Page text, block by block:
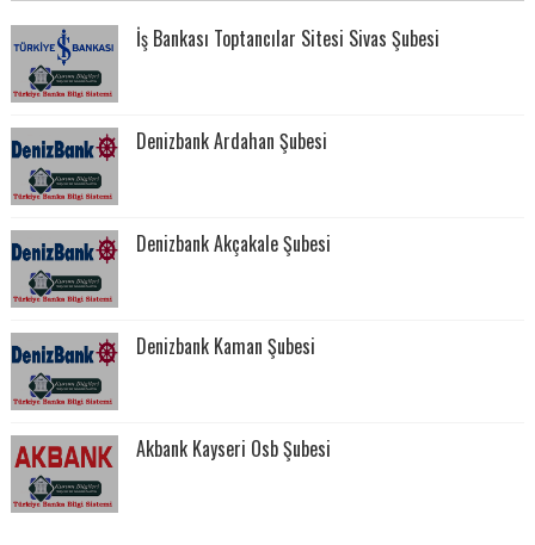
İş Bankası Toptancılar Sitesi Sivas Şubesi
Denizbank Ardahan Şubesi
Denizbank Akçakale Şubesi
Denizbank Kaman Şubesi
Akbank Kayseri Osb Şubesi